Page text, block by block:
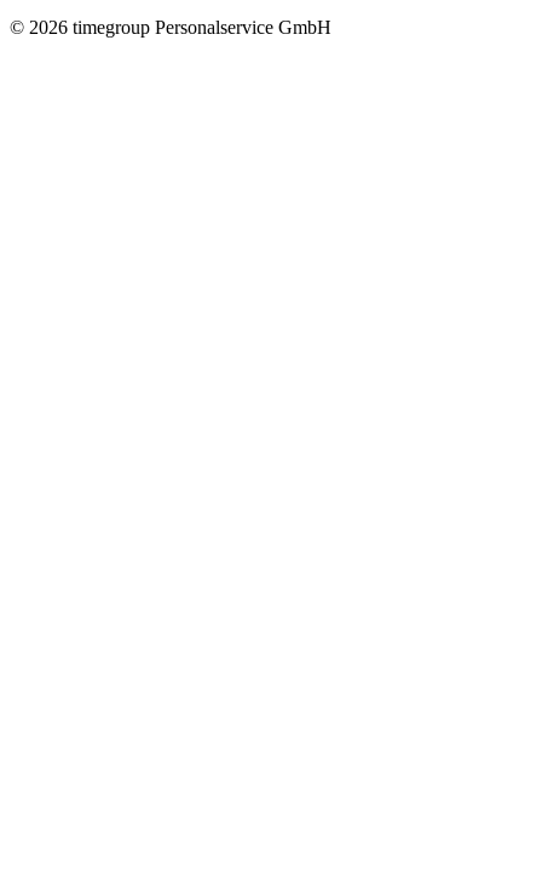
© 2026 timegroup Personalservice GmbH